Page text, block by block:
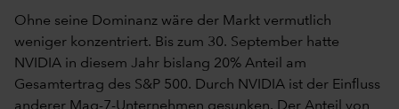
Ohne seine Dominanz wäre der Markt vermutlich
weniger konzentriert. Bis zum 30. September hatte
NVIDIA in diesem Jahr bislang 20% Anteil am
Gesamtertrag des S&P 500. Durch NVIDIA ist der Einfluss
anderer Mag-7-Unternehmen gesunken. Der Anteil von